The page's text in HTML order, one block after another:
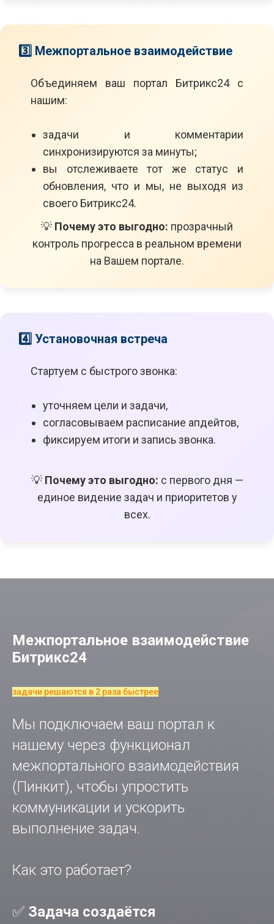
3️⃣ Межпортальное взаимодействие
Объединяем ваш портал Битрикс24 с
нашим:
задачи и комментарии
синхронизируются за минуты;
вы отслеживаете тот же статус и
обновления, что и мы, не выходя из
своего Битрикс24.
💡 Почему это выгодно: прозрачный
контроль прогресса в реальном времени
на Вашем портале.
4️⃣ Установочная встреча
Стартуем с быстрого звонка:
уточняем цели и задачи,
согласовываем расписание апдейтов,
фиксируем итоги и запись звонка.
💡 Почему это выгодно: с первого дня —
единое видение задач и приоритетов у
всех.
Межпортальное взаимодействие
Битрикс24
задачи решаются в 2 раза быстрее
Мы подключаем ваш портал к
нашему через функционал
межпортального взаимодействия
(Пинкит), чтобы упростить
коммуникации и ускорить
выполнение задач.
Как это работает?
✅ Задача создаётся